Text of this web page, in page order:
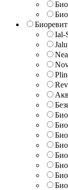
Ial-